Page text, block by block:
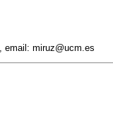
email: miruz@ucm.es